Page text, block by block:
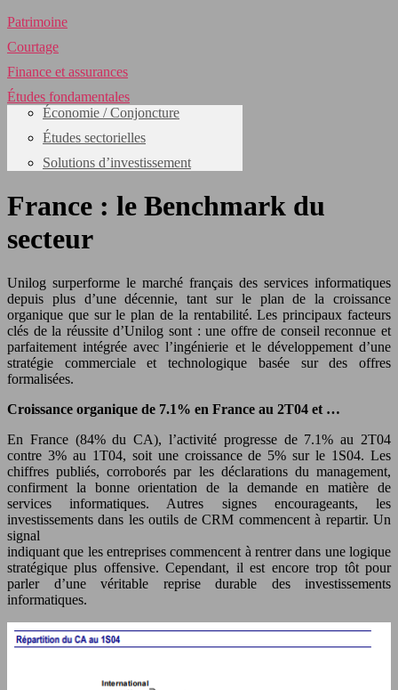
Patrimoine
Courtage
Finance et assurances
Études fondamentales
Économie / Conjoncture
Études sectorielles
Solutions d’investissement
France : le Benchmark du
secteur
Unilog surperforme le marché français des services informatiques
depuis plus d’une décennie, tant sur le plan de la croissance
organique que sur le plan de la rentabilité. Les principaux facteurs
clés de la réussite d’Unilog sont : une offre de conseil reconnue et
parfaitement intégrée avec l’ingénierie et le développement d’une
stratégie commerciale et technologique basée sur des offres
formalisées.
Croissance organique de 7.1% en France au 2T04 et …
En France (84% du CA), l’activité progresse de 7.1% au 2T04
contre 3% au 1T04, soit une croissance de 5% sur le 1S04. Les
chiffres publiés, corroborés par les déclarations du management,
confirment la bonne orientation de la demande en matière de
services informatiques. Autres signes encourageants, les
investissements dans les outils de CRM commencent à repartir. Un
signal
indiquant que les entreprises commencent à rentrer dans une logique
stratégique plus offensive. Cependant, il est encore trop tôt pour
parler d’une véritable reprise durable des investissements
informatiques.